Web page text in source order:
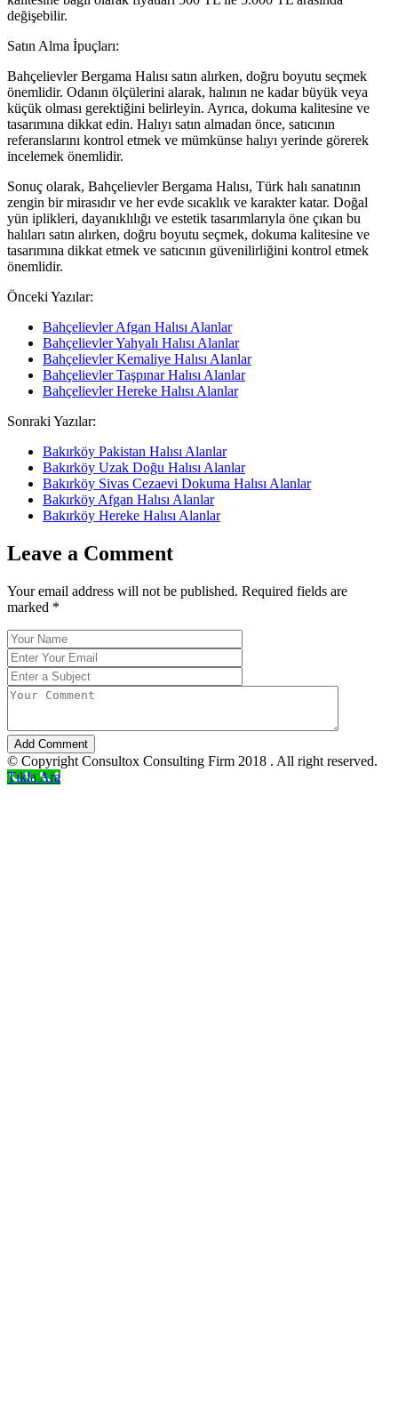
değişebilir.
Satın Alma İpuçları:
Bahçelievler Bergama Halısı satın alırken, doğru boyutu seçmek
önemlidir. Odanın ölçülerini alarak, halının ne kadar büyük veya
küçük olması gerektiğini belirleyin. Ayrıca, dokuma kalitesine ve
tasarımına dikkat edin. Halıyı satın almadan önce, satıcının
referanslarını kontrol etmek ve mümkünse halıyı yerinde görerek
incelemek önemlidir.
Sonuç olarak, Bahçelievler Bergama Halısı, Türk halı sanatının
zengin bir mirasıdır ve her evde sıcaklık ve karakter katar. Doğal
yün iplikleri, dayanıklılığı ve estetik tasarımlarıyla öne çıkan bu
halıları satın alırken, doğru boyutu seçmek, dokuma kalitesine ve
tasarımına dikkat etmek ve satıcının güvenilirliğini kontrol etmek
önemlidir.
Önceki Yazılar:
Bahçelievler Afgan Halısı Alanlar
Bahçelievler Yahyalı Halısı Alanlar
Bahçelievler Kemaliye Halısı Alanlar
Bahçelievler Taşpınar Halısı Alanlar
Bahçelievler Hereke Halısı Alanlar
Sonraki Yazılar:
Bakırköy Pakistan Halısı Alanlar
Bakırköy Uzak Doğu Halısı Alanlar
Bakırköy Sivas Cezaevi Dokuma Halısı Alanlar
Bakırköy Afgan Halısı Alanlar
Bakırköy Hereke Halısı Alanlar
Leave a Comment
Your email address will not be published. Required fields are
marked *
Add Comment
© Copyright Consultox Consulting Firm 2018 . All right reserved.
Tıkla Ara